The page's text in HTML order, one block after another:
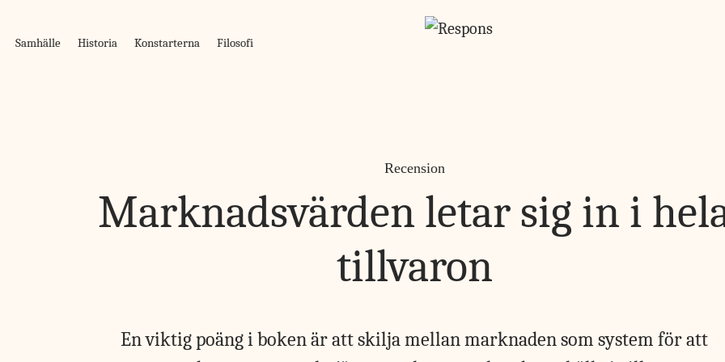
to
Samhälle Historia Konstarterna Filosofi
Recension
Marknadsvärden letar sig in i
tillvaron
En viktig poäng i boken är att skilja mellan marknaden som system för att